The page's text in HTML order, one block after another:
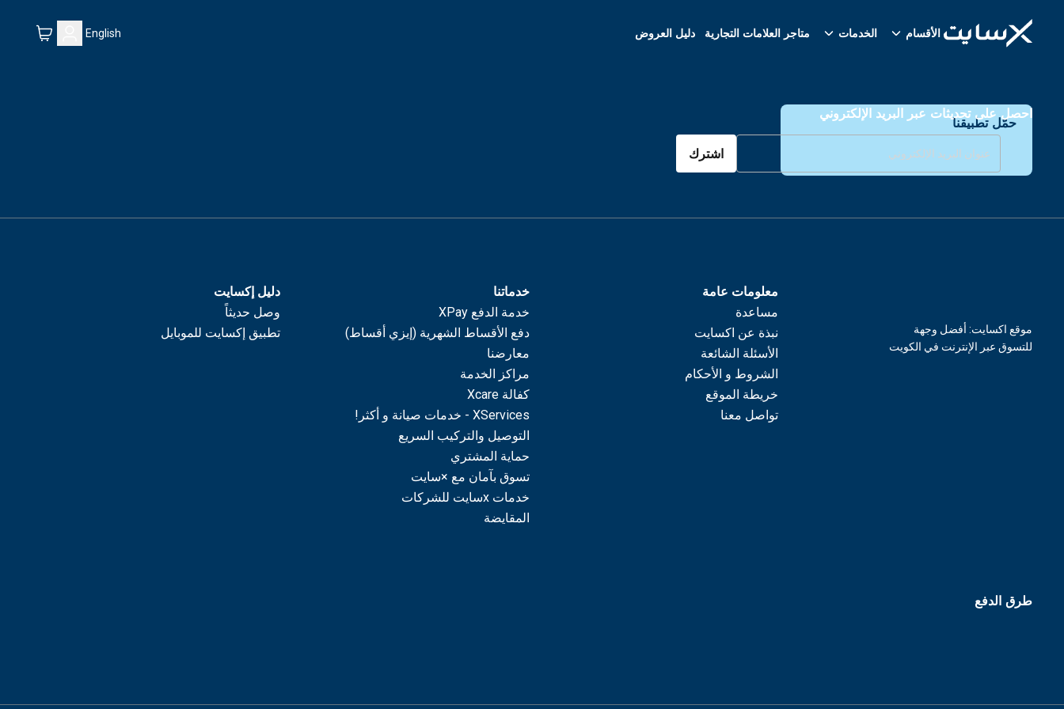
الأقسام الخدمات متاجر العلامات التجارية دليل العروض English
حمّل تطبيقنا
احصل على تحديثات عبر البريد الإلكتروني
اشترك
معلومات عامة
مساعدة
نبذة عن اكسايت
الأسئلة الشائعة
الشروط و الأحكام
خريطة الموقع
تواصل معنا
خدماتنا
خدمة الدفع XPay
دفع الأقساط الشهرية (إيزي أقساط)
معارضنا
مراكز الخدمة
كفالة Xcare
XServices - خدمات صيانة و أكثر!
التوصيل والتركيب السريع
حماية المشتري
تسوق بآمان مع ×سايت
خدمات xسايت للشركات
المقايضة
دليل إكسايت
وصل حديثاً
تطبيق إكسايت للموبايل
موقع اكسايت: أفضل وجهة
للتسوق عبر الإنترنت في الكويت
طرق الدفع